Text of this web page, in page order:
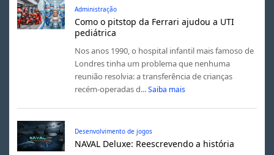
Administração
Como o pitstop da Ferrari ajudou a UTI
pediátrica
Nos anos 1990, o hospital infantil mais famoso de
Londres tinha um problema que nenhuma
reunião resolvia: a transferência de crianças
recém-operadas d... Saiba mais
Desenvolvimento de jogos
NAVAL Deluxe: Reescrevendo a história